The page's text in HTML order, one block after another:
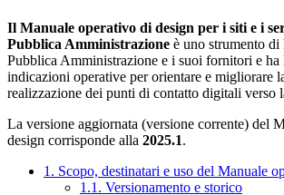
Il Manuale operativo di design per i siti e i
Pubblica Amministrazione è uno strumento
Pubblica Amministrazione e i suoi fornitori e
indicazioni operative per orientare e migliorare
realizzazione dei punti di contatto digitali verso
La versione aggiornata (versione corrente) del
design corrisponde alla 2025.1.
1. Scopo, destinatari e uso del Manuale
1.1. Versionamento e storico